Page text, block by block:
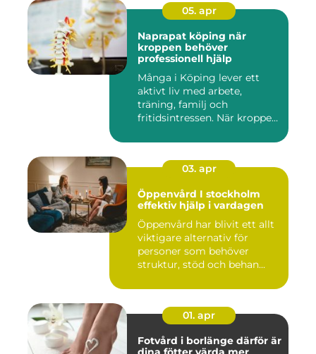
05. apr
Naprapat köping när
kroppen behöver
professionell hjälp
Många i Köping lever ett
aktivt liv med arbete,
träning, familj och
fritidsintressen. När kroppen
03. apr
Öppenvård I stockholm
effektiv hjälp i vardagen
Öppenvård har blivit ett allt
viktigare alternativ för
personer som behöver
struktur, stöd och behan...
01. apr
Fotvård i borlänge därför är